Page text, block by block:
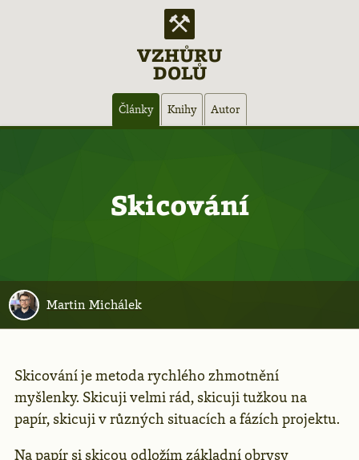
VZHŮRU
DOLŮ
Články Knihy Autor
Skicování
Martin Michálek
Skicování je metoda rychlého zhmotnění
myšlenky. Skicuji velmi rád, skicuji tužkou na
papír, skicuji v různých situacích a fázích projektu.
Na papír si skicou odložím základní obrysy